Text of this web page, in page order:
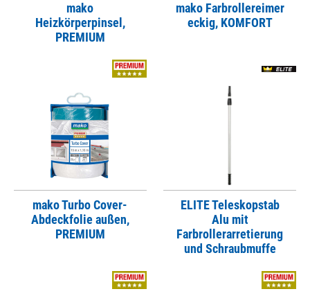
mako
Heizkörperpinsel,
PREMIUM
mako Farbrollereimer
eckig, KOMFORT
mako Turbo Cover-
Abdeckfolie außen,
PREMIUM
ELITE Teleskopstab
Alu mit
Farbrollerarretierung
und Schraubmuffe